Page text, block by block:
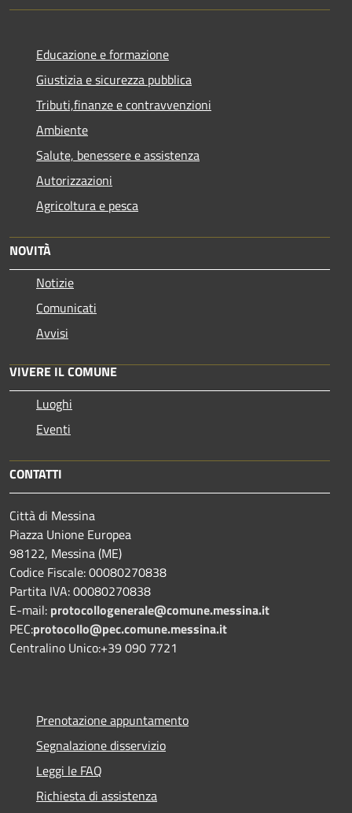
Educazione e formazione
Giustizia e sicurezza pubblica
Tributi,finanze e contravvenzioni
Ambiente
Salute, benessere e assistenza
Autorizzazioni
Agricoltura e pesca
NOVITÀ
Notizie
Comunicati
Avvisi
VIVERE IL COMUNE
Luoghi
Eventi
CONTATTI
Città di Messina
Piazza Unione Europea
98122, Messina (ME)
Codice Fiscale: 00080270838
Partita IVA: 00080270838
E-mail: protocollogenerale@comune.messina.it
PEC:protocollo@pec.comune.messina.it
Centralino Unico:+39 090 7721
Prenotazione appuntamento
Segnalazione disservizio
Leggi le FAQ
Richiesta di assistenza